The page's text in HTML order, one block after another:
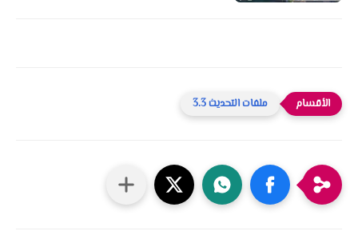
ملفات التحديث 3.3